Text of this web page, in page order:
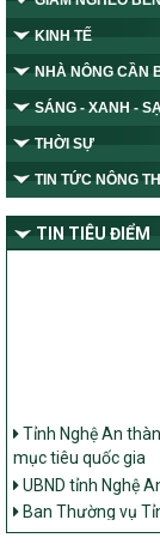
KINH TẾ
NHÀ NÔNG CẦN
SÁNG - XANH -
THỜI SỰ
TIN TỨC NÔNG
TIN TIÊU ĐIỂM
Tỉnh Nghệ An
mục tiêu quốc gia
UBND tỉnh Nghệ
Ban Thường vụ
thực hiện Chương